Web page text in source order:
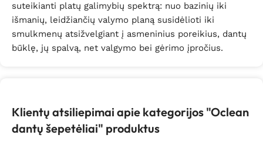
suteikianti platų galimybių spektrą: nuo bazinių iki
išmanių, leidžiančių valymo planą susidėlioti iki
smulkmenų atsižvelgiant į asmeninius poreikius, dantų
būklę, jų spalvą, net valgymo bei gėrimo įpročius.
Klientų atsiliepimai apie kategorijos "Oclean
dantų šepetėliai" produktus